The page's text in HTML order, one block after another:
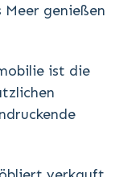
genießen
ist die